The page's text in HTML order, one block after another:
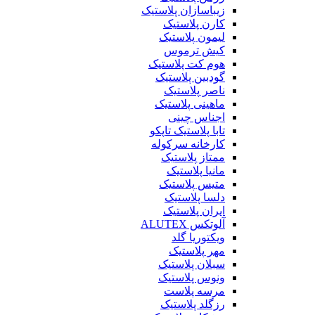
زیباسازان پلاستیک
کارن پلاستیک
لیمون پلاستیک
کیش ترموس
هوم کت پلاستیک
گودبین پلاستیک
ناصر پلاستیک
ماهینی پلاستیک
اجناس چینی
تابا پلاستیک تاپکو
کارخانه سرکوله
ممتاز پلاستیک
مانیا پلاستیک
متیس پلاستیک
دلسا پلاستیک
ایران پلاستیک
آلوتکس ALUTEX
ویکتوریا گلد
مهر پلاستیک
سبلان پلاستیک
ونوس پلاستیک
مرسه پلاست
رزگلد پلاستیک